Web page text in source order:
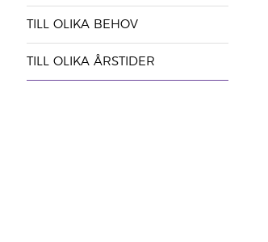
TILL OLIKA BEHOV
TILL OLIKA ÅRSTIDER